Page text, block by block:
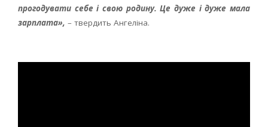
прогодувати себе і свою родину. Це дуже і дуже мала
зарплата», – твердить Ангеліна.